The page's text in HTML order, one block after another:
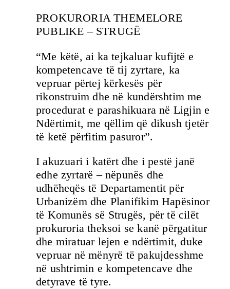
PROKURORIA THEMELORE
PUBLIKE – STRUGË
“Me këtë, ai ka tejkaluar kufijtë e
kompetencave të tij zyrtare, ka
vepruar përtej kërkesës për
rikonstruim dhe në kundërshtim me
procedurat e parashikuara në Ligjin e
Ndërtimit, me qëllim që dikush tjetër
të ketë përfitim pasuror”.
I akuzuari i katërt dhe i pestë janë
edhe zyrtarë – nëpunës dhe
udhëheqës të Departamentit për
Urbanizëm dhe Planifikim Hapësinor
të Komunës së Strugës, për të cilët
prokuroria theksoi se kanë përgatitur
dhe miratuar lejen e ndërtimit, duke
vepruar në mënyrë të pakujdesshme
në ushtrimin e kompetencave dhe
detyrave të tyre.